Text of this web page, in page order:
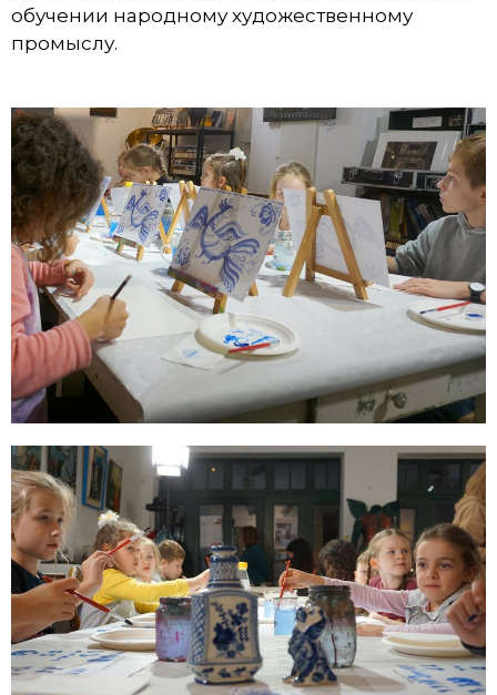
обучении народному художественному
промыслу.